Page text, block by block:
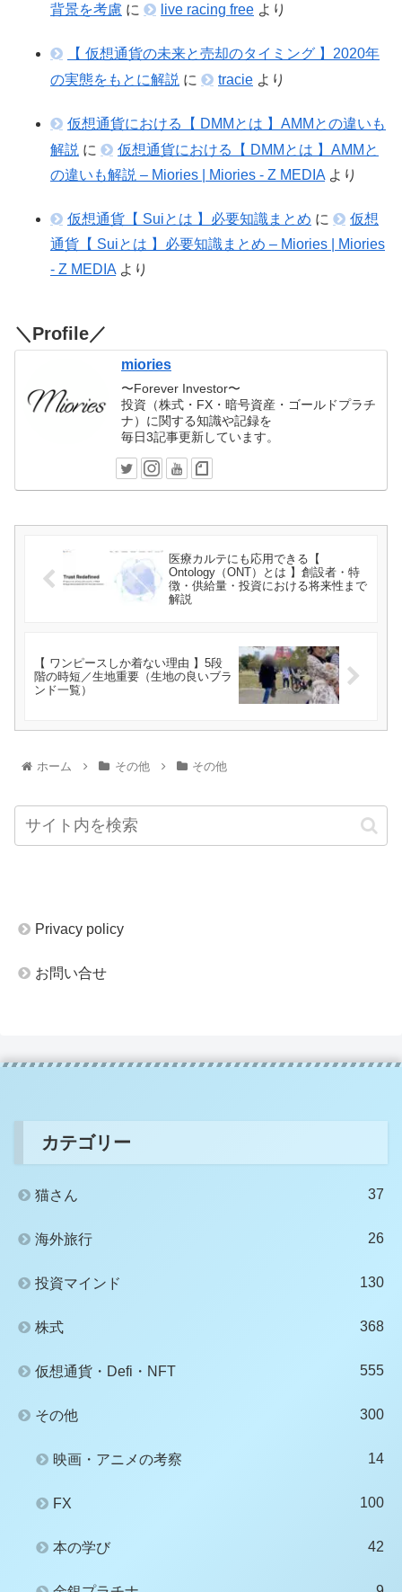
背景を考慮 に live racing free より
【 仮想通貨の未来と売却のタイミング 】2020年
の実態をもとに解説 に tracie より
仮想通貨における【 DMMとは 】AMMとの違いも
解説 に
仮想通貨における【 DMMとは 】AMMと
の違いも解説 – Miories | Miories - Z MEDIA より
仮想通貨【 Suiとは 】必要知識まとめ に
仮想
通貨【 Suiとは 】必要知識まとめ – Miories | Miories
- Z MEDIA より
＼Profile／
miories
〜Forever Investor〜
投資（株式・FX・暗号資産・ゴールドプラチ
ナ）に関する知識や記録を
毎日3記事更新しています。
医療カルテにも応用できる【
Ontology（ONT）とは 】創設者・特
徴・供給量・投資における将来性まで
解説
【 ワンピースしか着ない理由 】5段
階の時短／生地重要（生地の良いブラ
ンド一覧）
ホーム その他 その他
Privacy policy
お問い合せ
カテゴリー
猫さん 37
海外旅行 26
投資マインド 130
株式 368
仮想通貨・Defi・NFT 555
その他 300
映画・アニメの考察 14
FX 100
本の学び 42